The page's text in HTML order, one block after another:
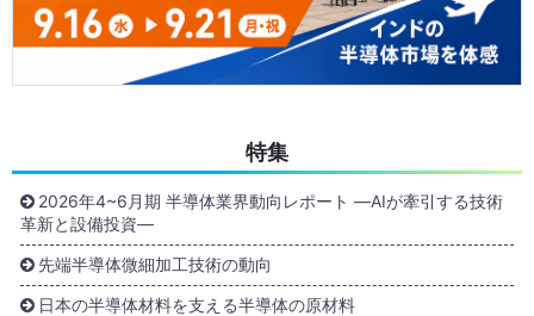
特集
2026年4~6月期 半導体業界動向レポート ―AIが牽引する技術
革新と設備投資―
先端半導体微細加工技術の動向
日本の半導体材料を支える半導体の原材料